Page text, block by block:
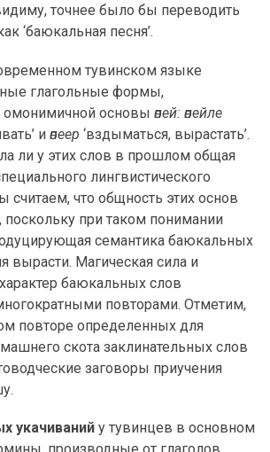
точнее было бы переводить
‘баюкальная песня’.
тувинском языке
глагольные формы,
омонимичной основы өпей: өпейле
и өпеер ‘вздыматься, вырастать’.
ли у этих слов в прошлом общая
лингвистического
считаем, что общность этих основ
поскольку при таком понимании
семантика баюкальных
вырасти. Магическая сила и
баюкальных слов
повторами. Отметим,
повторе определенных для
скота заклинательных слов
заговоры приучения
укачиваний у тувинцев в основном